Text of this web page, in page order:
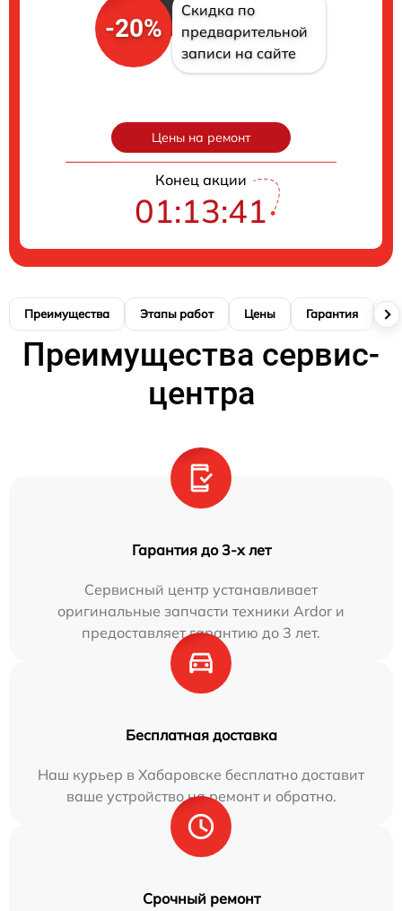
-20%
Скидка по
предварительной
записи на сайте
Цены на ремонт
Конец акции
01:13:40
Преимущества Этапы работ Цены Гарантия
Преимущества сервис-
центра
Гарантия до 3-х лет
Сервисный центр устанавливает
оригинальные запчасти техники Ardor и
предоставляет гарантию до 3 лет.
Бесплатная доставка
Наш курьер в Хабаровске бесплатно доставит
ваше устройство на ремонт и обратно.
Срочный ремонт